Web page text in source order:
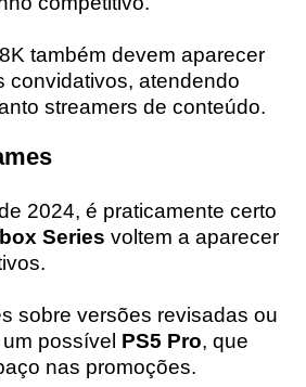
também devem aparecer
convidativos, atendendo
streamers de conteúdo.
2024, é praticamente certo
Series voltem a aparecer
sobre versões revisadas ou
possível PS5 Pro, que
nas promoções.